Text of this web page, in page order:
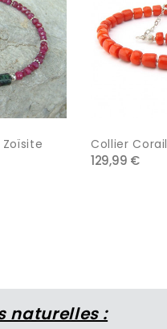
Collier Corail
129,99 €
naturelles :